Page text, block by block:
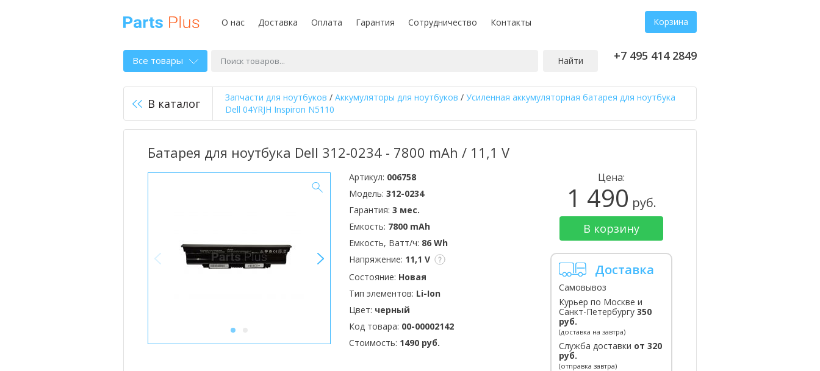
О нас Доставка Оплата Гарантия Сотрудничество Контакты Корзина
Все товары Найти +7 495 414 2849
В каталог Запчасти для ноутбуков / Аккумуляторы для ноутбуков / Усиленная аккумуляторная батарея для ноутбука
Dell 04YRJH Inspiron N5110
Батарея для ноутбука Dell 312-0234 - 7800 mAh / 11,1 V
1
Артикул: 006758
Модель: 312-0234
Гарантия: 3 мес.
Емкость: 7800 mAh
Емкость, Ватт/ч: 86 Wh
Напряжение: 11,1 V
Состояние: Новая
Тип элементов: Li-Ion
Цвет: черный
Код товара: 00-00002142
Стоимость: 1490 руб.
Цена:
1 490 руб.
В корзину
Доставка
Самовывоз
Курьер по Москве и
Санкт-Петербургу 350
руб.
(доставка на завтра)
Служба доставки от 320
руб.
(отправка завтра)